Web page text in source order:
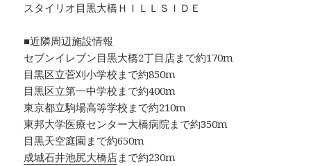
スタイリオ目黒大橋ＨＩＬＬＳＩＤＥ
■近隣周辺施設情報
セブンイレブン目黒大橋2丁目店まで約170m
目黒区立菅刈小学校まで約850m
目黒区立第一中学校まで約400m
東京都立駒場高等学校まで約210m
東邦大学医療センター大橋病院まで約350m
目黒天空庭園まで約650m
成城石井池尻大橋店まで約230m